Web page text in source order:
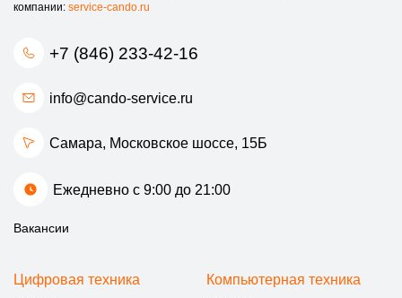
компании: service-cando.ru
+7 (846) 233-42-16
info@cando-service.ru
Самара, Московское шоссе, 15Б
Ежедневно с 9:00 до 21:00
Вакансии
Цифровая техника Компьютерная техника